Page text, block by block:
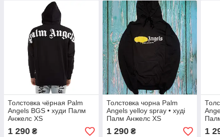
Толстовка чёрная Palm
Angels BGS • худи Палм
Анжелс XS
1 290 ₴
Толстовка чорна Palm
Angels yelloy spray • худі
Палм Анжелс XS
1 290₴ 1